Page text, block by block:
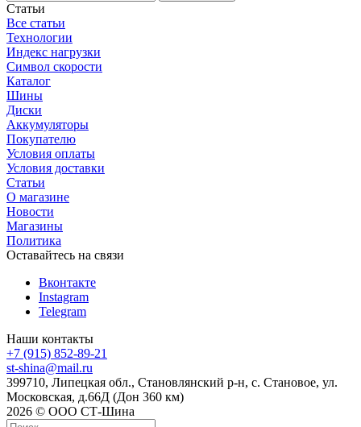
Статьи
Все статьи
Технологии
Индекс нагрузки
Символ скорости
Каталог
Шины
Диски
Аккумуляторы
Покупателю
Условия оплаты
Условия доставки
Статьи
О магазине
Новости
Магазины
Политика
Оставайтесь на связи
Вконтакте
Instagram
Telegram
Наши контакты
+7 (915) 852-89-21
st-shina@mail.ru
399710, Липецкая обл., Становлянский р-н, с. Становое, ул.
Московская, д.66Д (Дон 360 км)
2026 © ООО СТ-Шина